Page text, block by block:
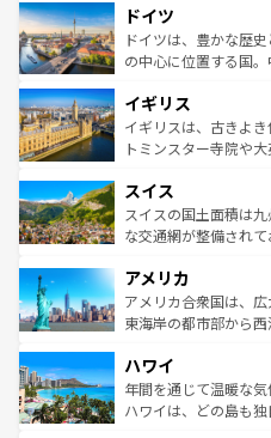
せる。地方によって
ンテンツ一覧を参照
で、幅広い魅力が詰
聖堂、美しいビーチ
から魅了する。また
いる。シャンパンの発
香り高いラベンダー
らに、パリ以外の地
れる地方に足を運ぶ
きるだろう
を参照してほしい。
ドイツ
ドイツは、豊かな歴
の中心に位置する国
顔を持つこの国は、ど
ルリンの文化的活気
してライン川沿いの
は、お酒好きな人にはぜひ体
ドイツ情報はコンテ
イギリス
イギリスは、古きよ
トミンスター寺院や
リアごとに異なる魅
ティー、ビール好き
戦など、本場だから
ンツ一覧を参照してほ
スイス
スイスの国土面積は
な交通網が整備され
の建物がそのまま残る
博物館もあり、アルプ
ことができる。国民
ば市内交通費無料で観光
着のスイス情報はコ
アメリカ
アメリカ合衆国は、広
東海岸の都市部から
のような巨大都市は、
ンメントが詰まった
西部には大自然が広
ハワイ
年間を通じて温暖な
ハワイは、どの島も